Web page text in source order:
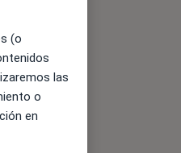
(o
las
o
en